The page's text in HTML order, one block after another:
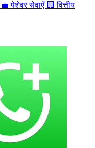
💼 पेशेवर सेवाएँ 🏢 वित्तीय